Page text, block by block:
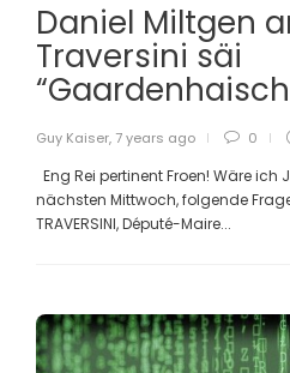
Daniel Miltgen
Traversini säi
Guy Kaiser, 7 years ago 0
Eng Rei pertinent Froen! Wäre
nächsten Mittwoch, folgende
TRAVERSINI, Député-Maire...